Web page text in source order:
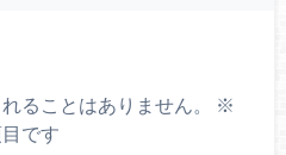
ることはありません。
※
です